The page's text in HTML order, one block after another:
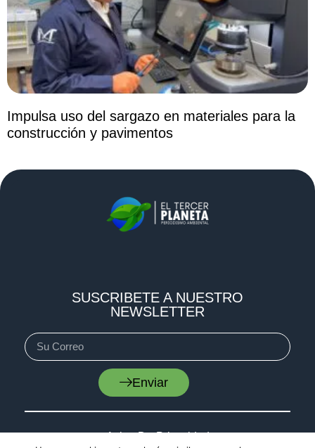
Impulsa uso del sargazo en materiales para la
construcción y pavimentos
SUSCRIBETE A NUESTRO
NEWSLETTER
Enviar
Aviso De Privacidad